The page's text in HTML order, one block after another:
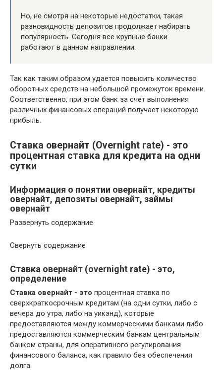
Но, не смотря на некоторые недостатки, такая
разновидность депозитов продолжает набирать
популярность. Сегодня все крупные банки
работают в данном направлении.
Так как таким образом удается повысить количество
оборотных средств на небольшой промежуток времени.
Соответственно, при этом банк за счет выполнения
различных финансовых операций получает некоторую
прибыль.
Ставка овернайт (Overnight rate) - это
процентная ставка для кредита на одни
сутки
Информация о понятии овернайт, кредиты
овернайт, депозиты овернайт, займы
овернайт
Развернуть содержание
Свернуть содержание
Ставка овернайт (overnight rate) - это,
определение
Ставка овернайт - это процентная ставка по
сверхкраткосрочным кредитам (на одни сутки, либо с
вечера до утра, либо на уикэнд), которые
предоставляются между коммерческими банками либо
предоставляются коммерческим банкам центральным
банком страны, для оперативного регулирования
финансового баланса, как правило без обеспечения
долга.